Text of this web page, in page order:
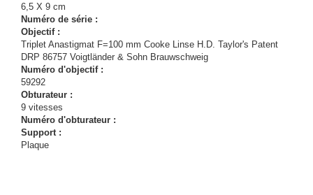
6,5 X 9 cm
Numéro de série :
Objectif :
Triplet Anastigmat F=100 mm Cooke Linse H.D. Taylor's Patent
DRP 86757 Voigtländer & Sohn Brauwschweig
Numéro d'objectif :
59292
Obturateur :
9 vitesses
Numéro d'obturateur :
Support :
Plaque